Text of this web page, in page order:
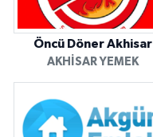
Öncü Döner Akhisar
AKHISAR YEMEK